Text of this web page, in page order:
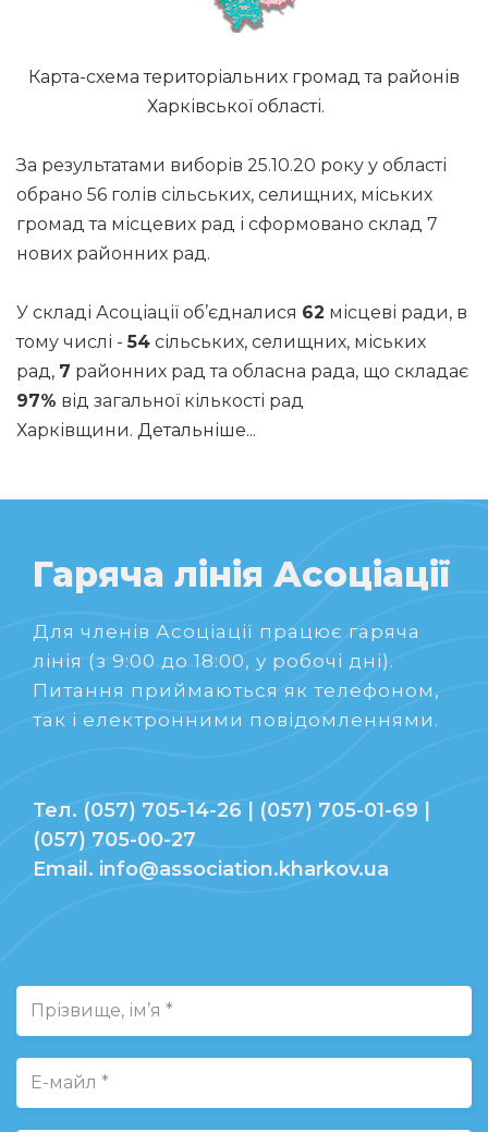
Карта-схема територіальних громад та районів
Харківської області.
За результатами виборів 25.10.20 року у області
обрано 56 голів сільських, селищних, міських
громад та місцевих рад і сформовано склад 7
нових районних рад.
У складі Асоціації об’єдналися 62 місцеві ради, в
тому числі -54 сільських, селищних, міських
рад, 7 районних рад та обласна рада, що складає
97% від загальної кількості рад
Харківщини. Детальніше...
Гаряча лінія Асоціації
Для членів Асоціації працює гаряча
лінія (з 9:00 до 18:00, у робочі дні).
Питання приймаються як телефоном,
так і електронними повідомленнями.
Тел. (057) 705-14-26 | (057) 705-01-69 |
(057) 705-00-27
Email. info@association.kharkov.ua